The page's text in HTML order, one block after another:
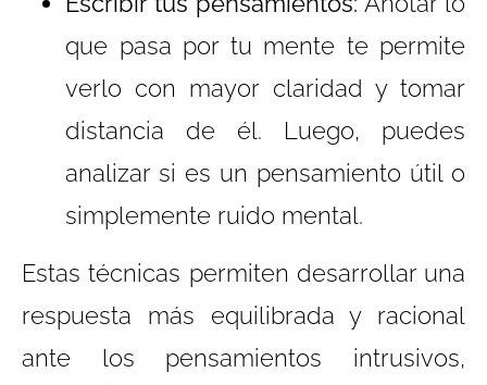
que pasa por tu mente te permite
verlo con mayor claridad y tomar
distancia de él. Luego, puedes
analizar si es un pensamiento útil o
simplemente ruido mental.
Estas técnicas permiten desarrollar una
respuesta más equilibrada y racional
ante los pensamientos intrusivos,